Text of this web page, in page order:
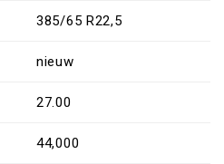
385/65 R22,5
nieuw
27.00
44,000